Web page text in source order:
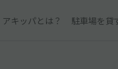
アキッパとは？ 駐車場を貸